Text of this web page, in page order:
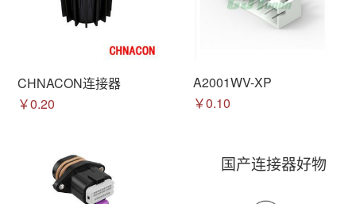
CHNACON连接器
￥0.20
A2001WV-XP
￥0.10
国产连接器好物